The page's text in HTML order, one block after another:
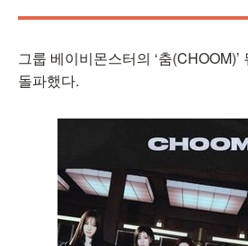
그룹 베이비몬스터의 ‘춤
돌파했다.